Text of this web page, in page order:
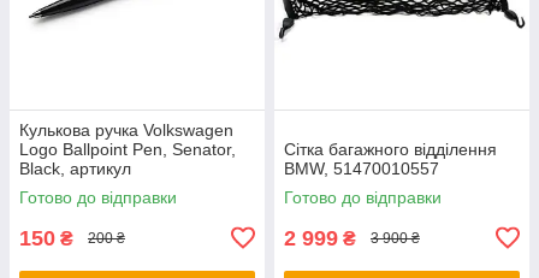
Кулькова ручка Volkswagen
Logo Ballpoint Pen, Senator,
Black, артикул
000087703ME041
Готово до відправки
150 ₴ 200 ₴
Сітка багажного відділення
BMW, 51470010557
Готово до відправки
2 999 ₴ 3 900 ₴